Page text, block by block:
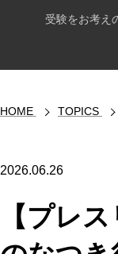
受験をお考え
HOME TOPICS
2026.06.26
【プレ